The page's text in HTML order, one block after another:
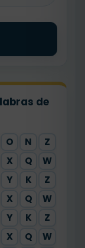
de
O N
Z
X Q
W
Y K
Z
X Q
W
Y K
Z
X Q
W